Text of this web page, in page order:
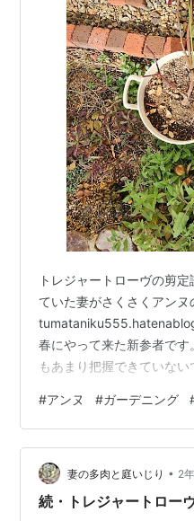
トレジャートローヴの剪
ていた妻がさくさくアンヌ
春にやって来た新参者で
もあまり把握できていない
ました。
だいぶ葉は落ちました。
っと葉っぱと余分な枝を
が繁っていないので、この
のサルビアや宿根草とか
#アンヌ #ガーデニング
妻の多肉と庭いじり • 2
続・トレジャートロー